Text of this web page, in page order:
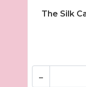
The Silk
-